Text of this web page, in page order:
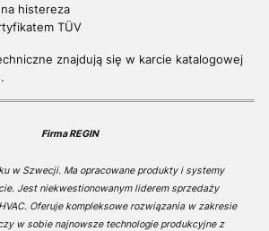
histereza
TÜV
znajdują się w karcie katalogowej
Firma REGIN
w Szwecji. Ma opracowane produkty i systemy
Jest niekwestionowanym liderem sprzedaży
Oferuje kompleksowe rozwiązania w zakresie
w sobie najnowsze technologie produkcyjne z